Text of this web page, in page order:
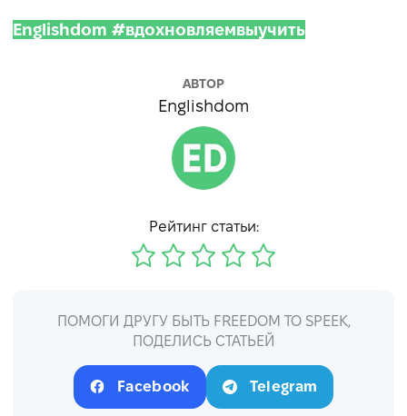
Englishdom #вдохновляемвыучить
АВТОР
Englishdom
Рейтинг статьи:
ПОМОГИ ДРУГУ БЫТЬ FREEDOM TO SPEEK,
ПОДЕЛИСЬ СТАТЬЕЙ
Facebook Telegram